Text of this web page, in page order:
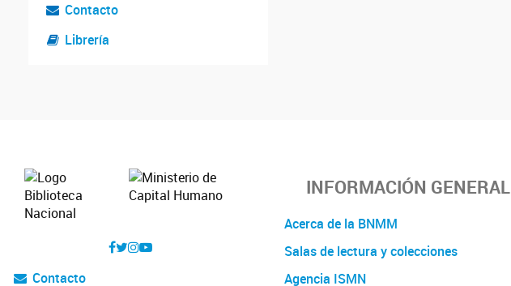
Contacto
Librería
Contacto
INFORMACIÓN GENERAL
Acerca de la BNMM
Salas de lectura y colecciones
Agencia ISMN